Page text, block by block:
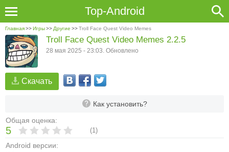
Top-Android
Главная>>Игры>> Другие >>Troll Face Quest Video Memes
Скачать
Как установить?
Общая оценка:
5 (1)
Android версии:
Troll Face Quest Video Memes 2.2.5
28 мая 2025 - 23:03. Обновлено